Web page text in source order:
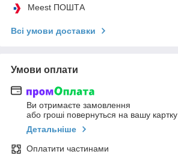
Meest ПОШТА
Всі умови доставки
Умови оплати
Ви отримаєте замовлення
або гроші повернуться на вашу картку
Детальніше
Оплатити частинами